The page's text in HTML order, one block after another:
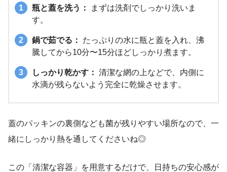
瓶と蓋を洗う：
まずは洗剤でしっかり洗いま
す。
鍋で茹でる：
たっぷりの水に瓶と蓋を入れ、沸
騰してから10分〜15分ほどしっかり煮ます。
しっかり乾かす： 清潔な網の上などで、内側に
水滴が残らないよう完全に乾燥させます。
蓋のパッキンの裏側なども菌が残りやすい場所なので、一
緒にしっかり熱を通してくださいね◎
この「清潔な容器」を用意するだけで、日持ちの安心感が